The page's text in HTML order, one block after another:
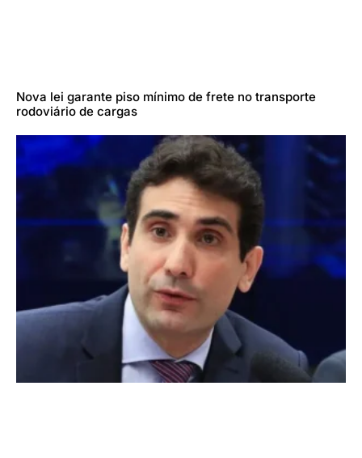
Nova lei garante piso mínimo de frete no transporte
rodoviário de cargas